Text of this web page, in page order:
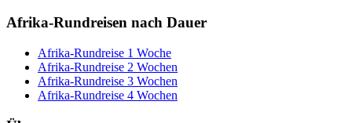
Afrika-Rundreisen nach Dauer
Afrika-Rundreise 1 Woche
Afrika-Rundreise 2 Wochen
Afrika-Rundreise 3 Wochen
Afrika-Rundreise 4 Wochen